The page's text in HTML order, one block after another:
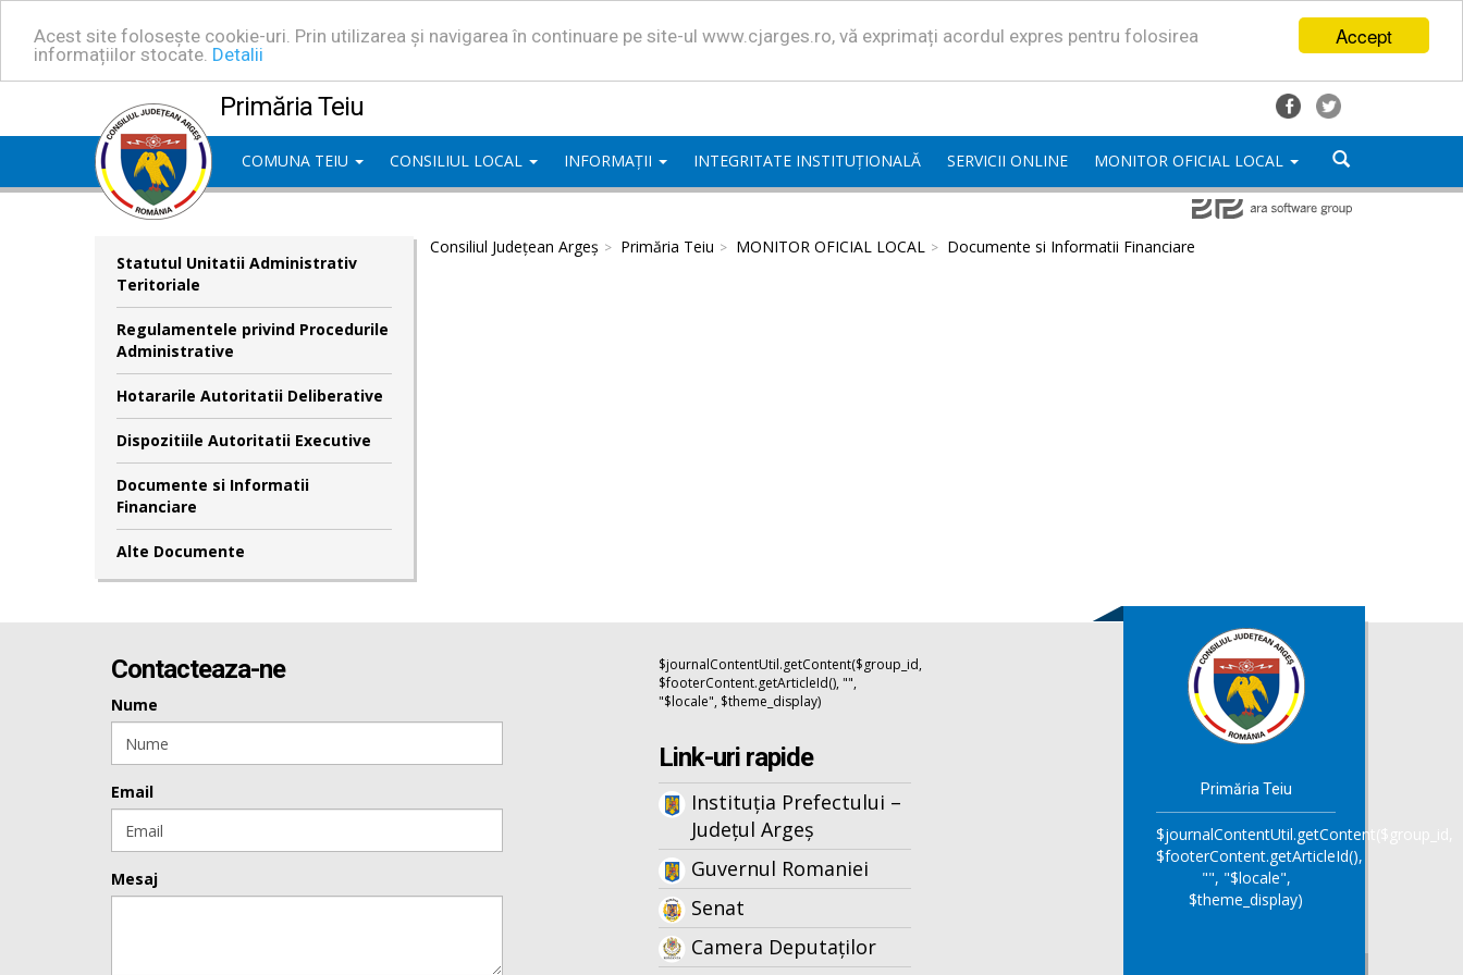
Accept
Acest site folosește cookie-uri. Prin utilizarea și navigarea în continuare pe site-ul www.cjarges.ro, vă exprimați acordul expres pentru folosirea
informațiilor stocate. Detalii
Primăria Teiu
COMUNA TEIU CONSILIUL LOCAL INFORMAȚII INTEGRITATE INSTITUȚIONALĂ SERVICII ONLINE MONITOR OFICIAL LOCAL
Statutul Unitatii Administrativ
Teritoriale
Regulamentele privind Procedurile
Administrative
Hotararile Autoritatii Deliberative
Dispozitiile Autoritatii Executive
Documente si Informatii
Financiare
Alte Documente
Consiliul Județean Argeș Primăria Teiu MONITOR OFICIAL LOCAL Documente si Informatii Financiare
Contacteaza-ne
Nume
Email
Mesaj
$journalContentUtil.getContent($group_id,
$footerContent.getArticleId(), "",
"$locale", $theme_display)
Link-uri rapide
Instituția Prefectului –
Județul Argeș
Guvernul Romaniei
Senat
Camera Deputaților
Primăria Teiu
$journalContentUtil.getContent($group_id,
$footerContent.getArticleId(),
"", "$locale",
$theme_display)